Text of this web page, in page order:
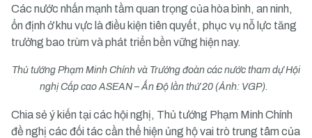
Các nước nhấn mạnh tầm quan trọng của hòa bình, an ninh,
ổn định ở khu vực là điều kiện tiên quyết, phục vụ nỗ lực tăng
trưởng bao trùm và phát triển bền vững hiện nay.
Thủ tướng Phạm Minh Chính và Trưởng đoàn các nước tham dự Hội
nghị Cấp cao ASEAN – Ấn Độ lần thứ 20 (Ảnh: VGP).
Chia sẻ ý kiến tại các hội nghị, Thủ tướng Phạm Minh Chính
đề nghị các đối tác cần thể hiện ủng hộ vai trò trung tâm của